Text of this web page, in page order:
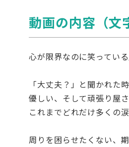
動画の内容（文
心が限界なのに笑っている
「大丈夫？」と聞かれた
優しい、そして頑張り屋
これまでどれだけ多くの
周りを困らせたくない、